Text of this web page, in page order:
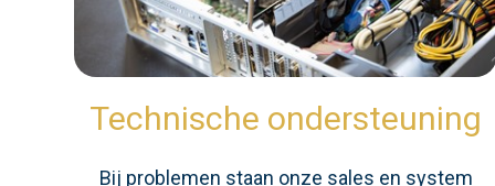
Technische ondersteuning
Bij problemen staan onze sales en system